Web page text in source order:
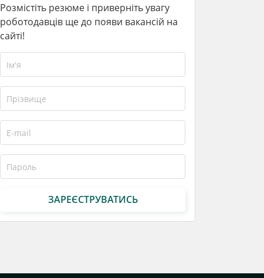
Розмістіть резюме і приверніть увагу
роботодавців ще до появи вакансій на
сайті!
ЗАРЕЄСТРУВАТИСЬ